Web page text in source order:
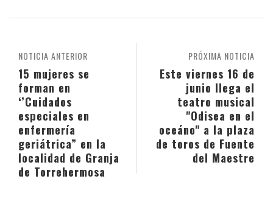
PRÓXIMA NOTICIA
Este viernes 16 de
junio llega el
teatro musical
"Odisea en el
oceáno" a la plaza
de toros de Fuente
del Maestre
NOTICIA ANTERIOR
15 mujeres se
forman en
‘’Cuidados
especiales en
enfermería
geriátrica” en la
localidad de Granja
de Torrehermosa